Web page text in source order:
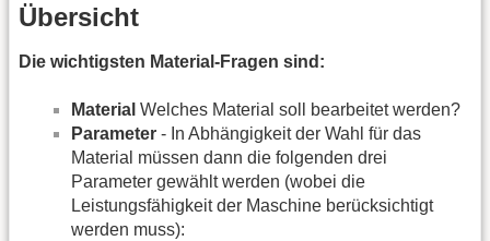
Übersicht
Die wichtigsten Material-Fragen sind:
Material Welches Material soll bearbeitet werden?
Parameter - In Abhängigkeit der Wahl für das
Material müssen dann die folgenden drei
Parameter gewählt werden (wobei die
Leistungsfähigkeit der Maschine berücksichtigt
werden muss):